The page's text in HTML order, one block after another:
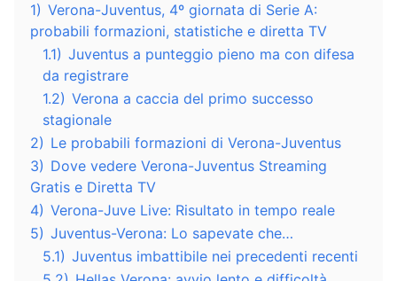
1) Verona-Juventus, 4º giornata di Serie A:
probabili formazioni, statistiche e diretta TV
1.1) Juventus a punteggio pieno ma con difesa
da registrare
1.2) Verona a caccia del primo successo
stagionale
2) Le probabili formazioni di Verona-Juventus
3) Dove vedere Verona-Juventus Streaming
Gratis e Diretta TV
4) Verona-Juve Live: Risultato in tempo reale
5) Juventus-Verona: Lo sapevate che…
5.1) Juventus imbattibile nei precedenti recenti